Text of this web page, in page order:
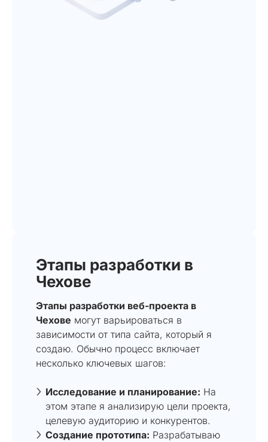
Этапы разработки в
Чехове
Этапы разработки веб-проекта в
Чехове могут варьироваться в
зависимости от типа сайта, который я
создаю. Обычно процесс включает
несколько ключевых шагов:
Исследование и планирование: На
этом этапе я анализирую цели проекта,
целевую аудиторию и конкурентов.
Создание прототипа: Разрабатываю